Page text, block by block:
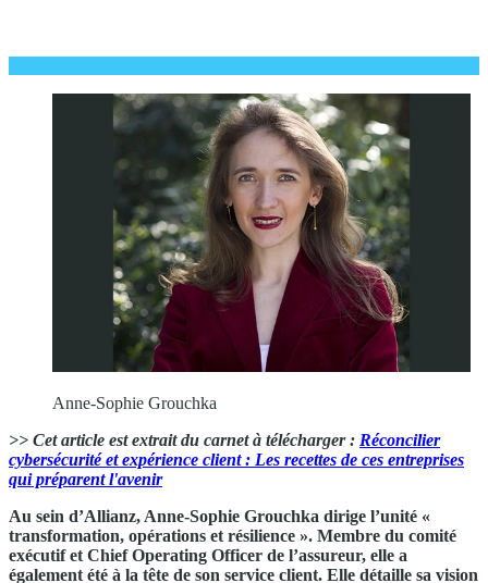
Anne-Sophie Grouchka
>> Cet article est extrait du carnet à télécharger : Réconcilier
cybersécurité et expérience client : Les recettes de ces entreprises
qui préparent l'avenir
Au sein d’Allianz, Anne-Sophie Grouchka dirige l’unité «
transformation, opérations et résilience ». Membre du comité
exécutif et Chief Operating Officer de l’assureur, elle a
également été à la tête de son service client. Elle détaille sa vision